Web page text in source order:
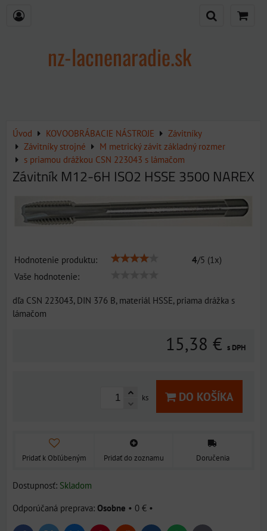
nz-lacnenaradie.sk
Úvod KOVOOBRÁBACIE NÁSTROJE
Závitníky
Závitníky strojné
M metrický závit základný rozmer
s priamou drážkou CSN 223043 s lámačom
Závitník M12-6H ISO2 HSSE 3500 NAREX
Hodnotenie produktu: 4/5 (1 x)
Vaše hodnotenie:
dľa CSN 223043, DIN 376 B, materiál HSSE, priama drážka s
lámačom
15,38 € s DPH
ks DO KOŠÍKA
Pridať k Obľúbeným Pridať do zoznamu Doručenia
Dostupnosť: Skladom
Osobne • 0 € •